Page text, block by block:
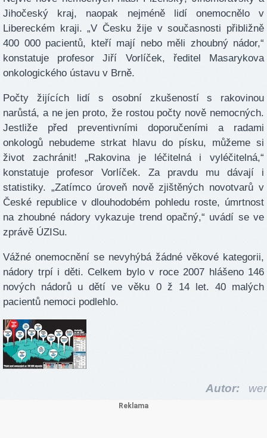
Jihočeský kraj, naopak nejméně lidí onemocnělo v
Libereckém kraji. „V Česku žije v současnosti přibližně
400 000 pacientů, kteří mají nebo měli zhoubný nádor,“
konstatuje profesor Jiří Vorlíček, ředitel Masarykova
onkologického ústavu v Brně.
Počty žijících lidí s osobní zkušeností s rakovinou
narůstá, a ne jen proto, že rostou počty nově nemocných.
Jestliže před preventivními doporučeními a radami
onkologů nebudeme strkat hlavu do písku, můžeme si
život zachránit! „Rakovina je léčitelná i vyléčitelná,“
konstatuje profesor Vorlíček. Za pravdu mu dávají i
statistiky. „Zatímco úroveň nově zjištěných novotvarů v
České republice v dlouhodobém pohledu roste, úmrtnost
na zhoubné nádory vykazuje trend opačný,“ uvádí se ve
zprávě ÚZISu.
Vážné onemocnění se nevyhýbá žádné věkové kategorii,
nádory trpí i děti. Celkem bylo v roce 2007 hlášeno 146
nových nádorů u dětí ve věku 0 ž 14 let. 40 malých
pacientů nemoci podlehlo.
Autor: wer